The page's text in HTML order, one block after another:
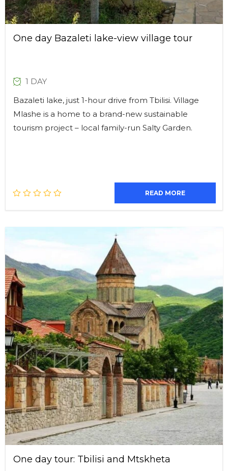
One day Bazaleti lake-view village tour
1 DAY
Bazaleti lake, just 1-hour drive from Tbilisi. Village
Mlashe is a home to a brand-new sustainable
tourism project – local family-run Salty Garden.
READ MORE
One day tour: Tbilisi and Mtskheta